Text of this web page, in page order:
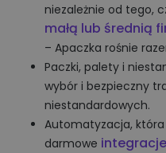
niezależnie od tego,
małą lub średnią
– Apaczka rośnie
Paczki, palety i
wybór i bezpieczny
niestandardowych.
Automatyzacja,
darmowe